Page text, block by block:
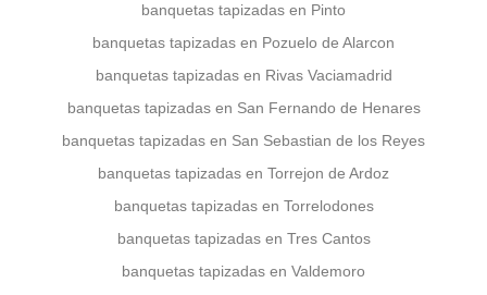
banquetas tapizadas en Pinto
banquetas tapizadas en Pozuelo de Alarcon
banquetas tapizadas en Rivas Vaciamadrid
banquetas tapizadas en San Fernando de Henares
banquetas tapizadas en San Sebastian de los Reyes
banquetas tapizadas en Torrejon de Ardoz
banquetas tapizadas en Torrelodones
banquetas tapizadas en Tres Cantos
banquetas tapizadas en Valdemoro